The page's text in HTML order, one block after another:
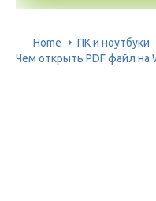
Home
ПК и ноутбуки
Чем открыть PDF файл на